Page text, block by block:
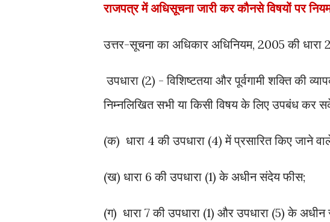
राजपत्र में अधिसूचना जारी कर कौनसे विषयों पर
उत्तर-सूचना का अधिकार अधिनियम, 2005 की धारा
उपधारा (2) - विशिष्टतया और पूर्वगामी शक्ति की
निम्नलिखित सभी या किसी विषय के लिए उपबंध कर
(क) धारा 4 की उपधारा (4) में प्रसारित किए जाने
(ख) धारा 6 की उपधारा (1) के अधीन संदेय फीस;
(ग) धारा 7 की उपधारा (1) और उपधारा (5) के